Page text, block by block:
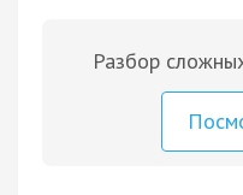
Разбор